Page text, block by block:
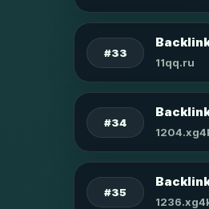
#33
11qq.ru
#34
#35